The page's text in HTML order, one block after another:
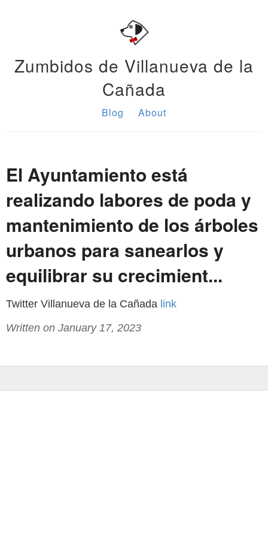
Zumbidos de Villanueva de la
Cañada
Blog About
El Ayuntamiento está
realizando labores de poda y
mantenimiento de los árboles
urbanos para sanearlos y
equilibrar su crecimient...
Twitter Villanueva de la Cañada link
Written on January 17, 2023